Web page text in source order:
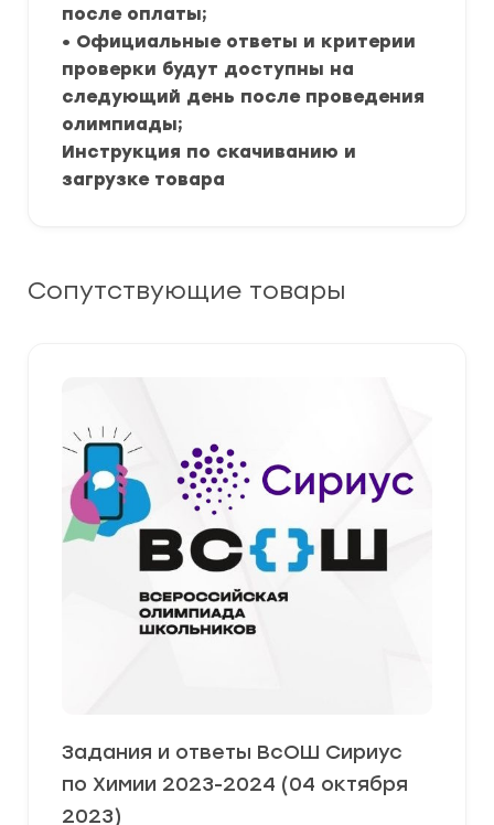
после оплаты;
• Официальные ответы и критерии
проверки будут доступны на
следующий день после проведения
олимпиады;
Инструкция по скачиванию и
загрузке товара
Сопутствующие товары
Задания и ответы ВсОШ Сириус
по Химии 2023-2024 (04 октября
2023)